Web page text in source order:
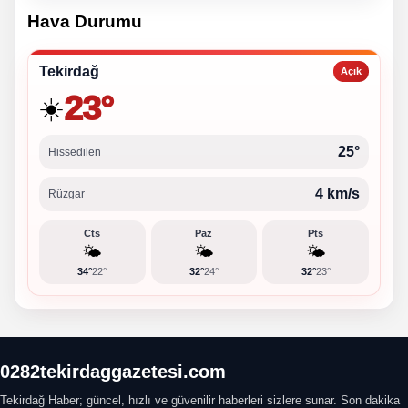
Hava Durumu
Tekirdağ Açık
☀️23°
Hissedilen 25°
Rüzgar 4 km/s
Cts
🌤️
34°22°
Paz
🌤️
32°24°
Pts
🌤️
32°23°
0282tekirdaggazetesi.com
Tekirdağ Haber; güncel, hızlı ve güvenilir haberleri sizlere sunar. Son dakika